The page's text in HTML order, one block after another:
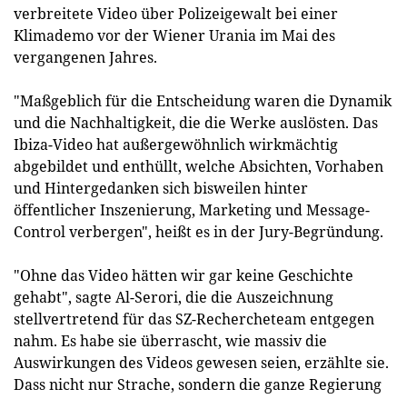
verbreitete Video über Polizeigewalt bei einer
Klimademo vor der Wiener Urania im Mai des
vergangenen Jahres.
"Maßgeblich für die Entscheidung waren die Dynamik
und die Nachhaltigkeit, die die Werke auslösten. Das
Ibiza-Video hat außergewöhnlich wirkmächtig
abgebildet und enthüllt, welche Absichten, Vorhaben
und Hintergedanken sich bisweilen hinter
öffentlicher Inszenierung, Marketing und Message-
Control verbergen", heißt es in der Jury-Begründung.
"Ohne das Video hätten wir gar keine Geschichte
gehabt", sagte Al-Serori, die die Auszeichnung
stellvertretend für das SZ-Rechercheteam entgegen
nahm. Es habe sie überrascht, wie massiv die
Auswirkungen des Videos gewesen seien, erzählte sie.
Dass nicht nur Strache, sondern die ganze Regierung